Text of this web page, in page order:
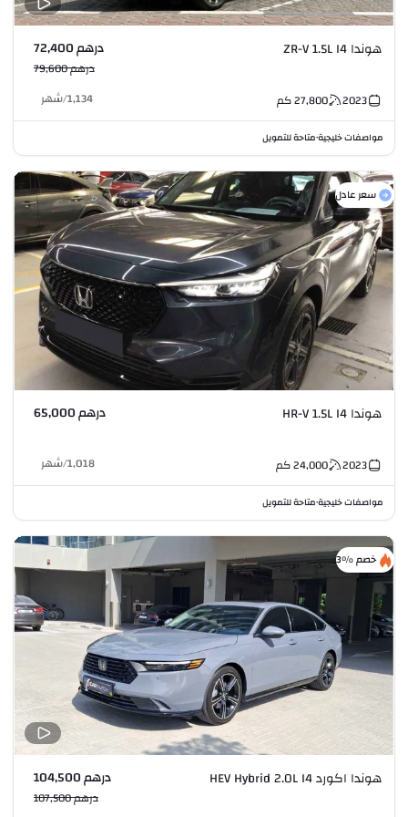
هوندا ZR-V 1.5L I4 درهم 72,400
درهم 79,600
2023
27,800كم 1,134
/شهر
مواصفات خليجية•متاحة للتمويل
سعر عادل
هوندا HR-V 1.5L I4 درهم 65,000
2023
24,000كم 1,018
/شهر
مواصفات خليجية•متاحة للتمويل
خصم %3
هوندا اكورد HEV Hybrid 2.0L I4 درهم 104,500
درهم 107,500